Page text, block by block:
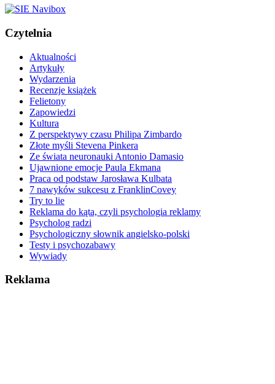
Czytelnia
Aktualności
Artykuły
Wydarzenia
Recenzje książek
Felietony
Zapowiedzi
Kultura
Z perspektywy czasu Philipa Zimbardo
Złote myśli Stevena Pinkera
Ze świata neuronauki Antonio Damasio
Ujawnione emocje Paula Ekmana
Praca od podstaw Jarosława Kulbata
7 nawyków sukcesu z FranklinCovey
Try to lie
Reklama do kąta, czyli psychologia reklamy
Psycholog radzi
Psychologiczny słownik angielsko-polski
Testy i psychozabawy
Wywiady
Reklama